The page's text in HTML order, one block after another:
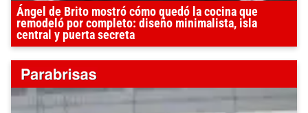
Ángel de Brito mostró cómo quedó la cocina que
remodeló por completo: diseño minimalista, isla
central y puerta secreta